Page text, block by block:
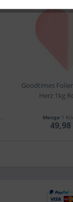
Goodtimes
Herz 1kg
Menge 1